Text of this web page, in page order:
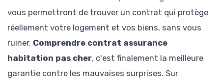
vous permettront de trouver un contrat qui protège
réellement votre logement et vos biens, sans vous
ruiner. Comprendre contrat assurance
habitation pas cher, c'est finalement la meilleure
garantie contre les mauvaises surprises. Sur